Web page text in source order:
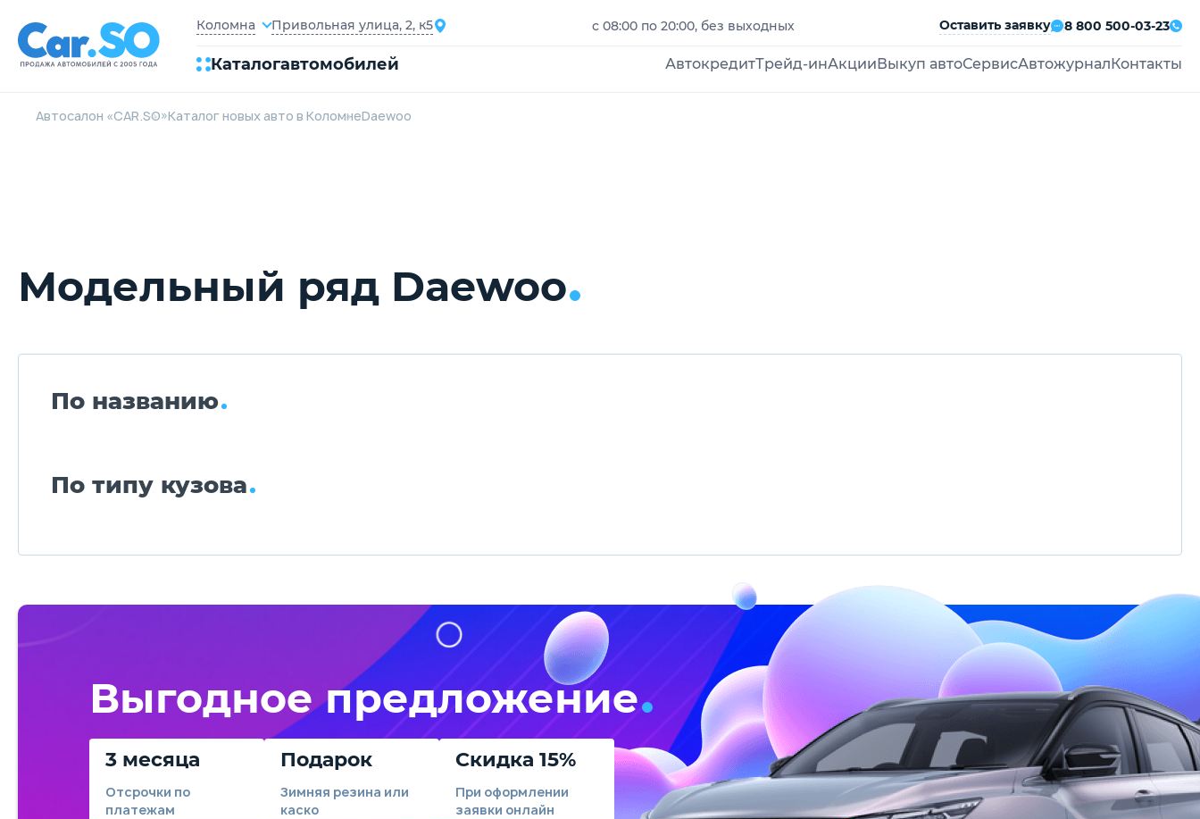
Коломна Привольная улица, 2, к5 с 08:00 по 20:00, без выходных Оставить заявку 8 800 500-03-23
Каталогавтомобилей АвтокредитТрейд-инАкции Выкуп автоСервисАвтожурнал Контакты
Автосалон «CAR.SO»Каталог новых авто в КоломнеDaewoo
Модельный ряд Daewoo
По названию
По типу кузова
Выгодное предложение
3 месяца
Отсрочки по
платежам
Подарок
Зимняя резина или
каско
Скидка 15%
При оформлении
заявки онлайн